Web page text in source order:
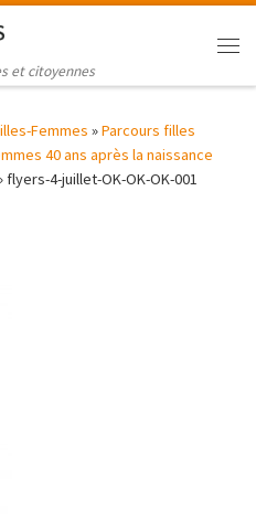
et citoyennes
Femmes »Parcours filles
40 ans après la naissance
flyers-4-juillet-OK-OK-OK-001